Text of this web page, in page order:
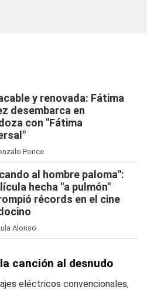
y renovada: Fátima
desembarca en
con "Fátima
Ponce
al hombre paloma":
hecha "a pulmón"
récords en el cine
Alonso
canción al desnudo
eléctricos convencionales,